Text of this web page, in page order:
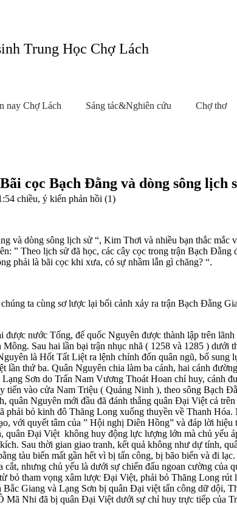
Trung Học Chợ Lách
nay Chợ Lách Sáng tác&Nghiên cứu Chợ thơ
cọc Bạch Đằng và dòng sông lịch
chiều, ý kiến phản hồi (1)
và dòng sông lịch sử “, Kim Thơi và nhiều bạn thắc mắc
” Theo lịch sử đã học, các cây cọc trong trận Bạch Đằng
phải là bãi cọc khi xưa, có sự nhầm lẫn gì chăng? “.
ta cùng sơ lược lại bối cảnh xảy ra trận Bạch Đằng
được nước Tống, đế quốc Nguyên được thành lập trên
Sau hai lần bại trận nhục nhã ( 1258 và 1285 ) dưới
là Hốt Tất Liệt ra lệnh chỉnh đốn quân ngũ, bổ
lần thứ ba. Quân Nguyên chia làm ba cánh, hai cánh
Sơn do Trấn Nam Vương Thoát Hoan chỉ huy, cánh
tiến vào cửa Nam Triệu ( Quảng Ninh ), theo sông Bạch
quân Nguyên mới đầu đã đánh thắng quân Đại Việt cả
phải bỏ kinh đô Thăng Long xuống thuyền về Thanh
với quyết tâm của ” Hội nghị Diên Hồng” và đáp lời
quân Đại Việt không huy động lực lượng lớn mà chủ yếu
Sau thời gian giao tranh, kết quả không như dự tính,
tàu biển mất gần hết vì bị tấn công, bị bão biển và đi
nhưng chủ yếu là dưới sự chiến đấu ngoan cường của
bỏ tham vọng xâm lược Đại Việt, phải bỏ Thăng Long rút
Giang và Lạng Sơn bị quân Đại việt tấn công dữ dội,
Mã Nhi đã bị quân Đại Việt dưới sự chỉ huy trực tiếp của